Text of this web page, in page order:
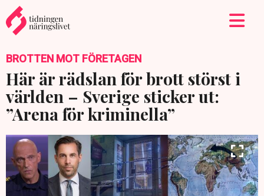
BROTTEN MOT FÖRETAGEN
Här är rädslan för brott störst i
världen – Sverige sticker ut:
”Arena för kriminella”